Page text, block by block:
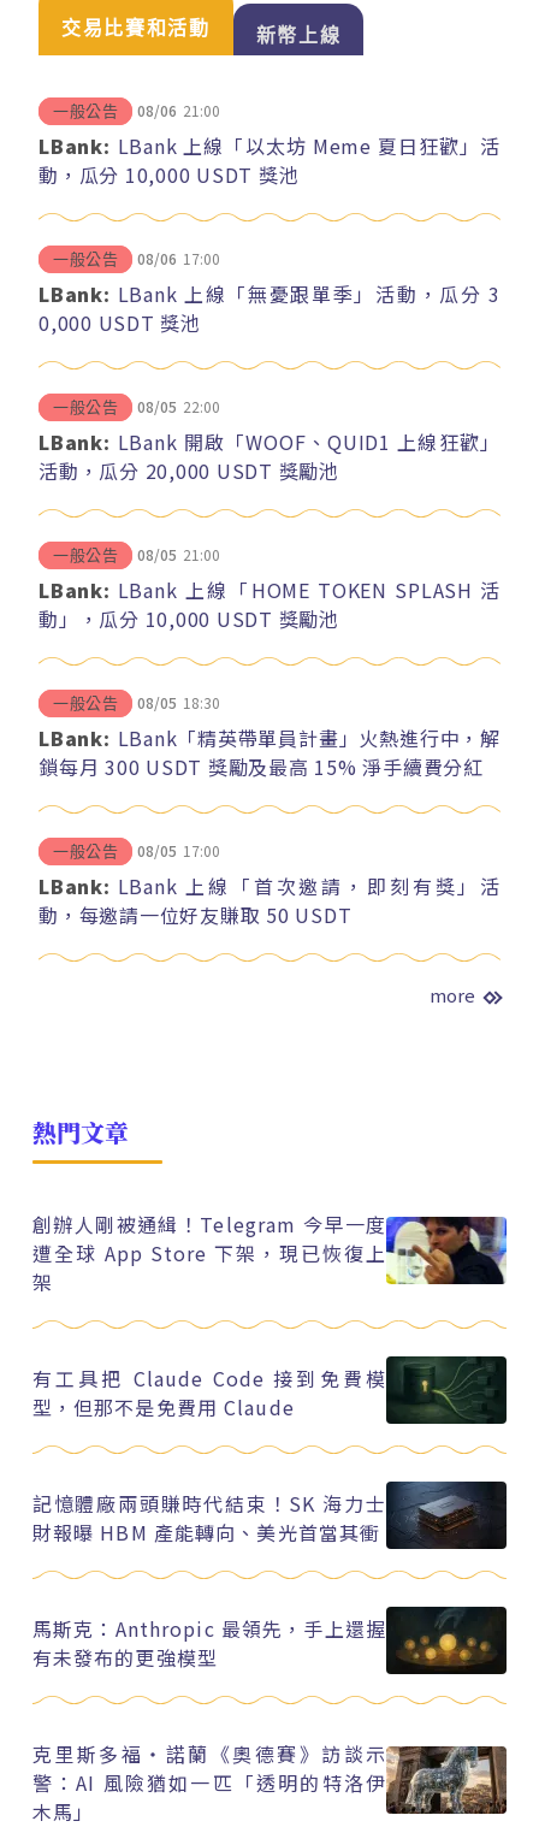
交易比賽和活動 新幣上線
一般公告 08/06 21:00
LBank: LBank 上線「以太坊 Meme 夏日狂歡」活
動，瓜分 10,000 USDT 獎池
一般公告 08/06 17:00
LBank: LBank 上線「無憂跟單季」活動，瓜分 3
0,000 USDT 獎池
一般公告 08/05 22:00
LBank: LBank 開啟「WOOF、QUID1 上線狂歡」
活動，瓜分 20,000 USDT 獎勵池
一般公告 08/05 21:00
LBank: LBank 上線「HOME TOKEN SPLASH 活
動」，瓜分 10,000 USDT 獎勵池
一般公告 08/05 18:30
LBank: LBank「精英帶單員計畫」火熱進行中，解
鎖每月 300 USDT 獎勵及最高 15% 淨手續費分紅
一般公告 08/05 17:00
LBank: LBank 上線「首次邀請，即刻有獎」活
動，每邀請一位好友賺取 50 USDT
more
熱門文章
創辦人剛被通緝！Telegram 今早一度
遭全球 App Store 下架，現已恢復上
架
有工具把 Claude Code 接到免費模
型，但那不是免費用 Claude
記憶體廠兩頭賺時代結束！SK 海力士
財報曝 HBM 產能轉向、美光首當其衝
馬斯克：Anthropic 最領先，手上還握
有未發布的更強模型
克里斯多福・諾蘭《奧德賽》訪談示
警：AI 風險猶如一匹「透明的特洛伊
木馬」